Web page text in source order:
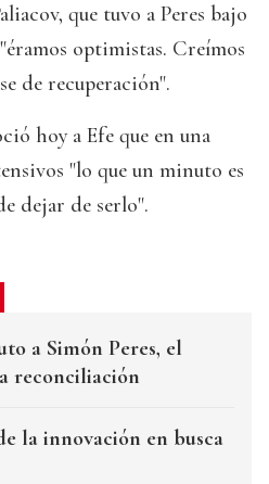
que tuvo a Peres bajo
optimistas. Creímos
de recuperación".
hoy a Efe que en una
"lo que un minuto es
dejar de serlo".
a Simón Peres, el
reconciliación
la innovación en busca